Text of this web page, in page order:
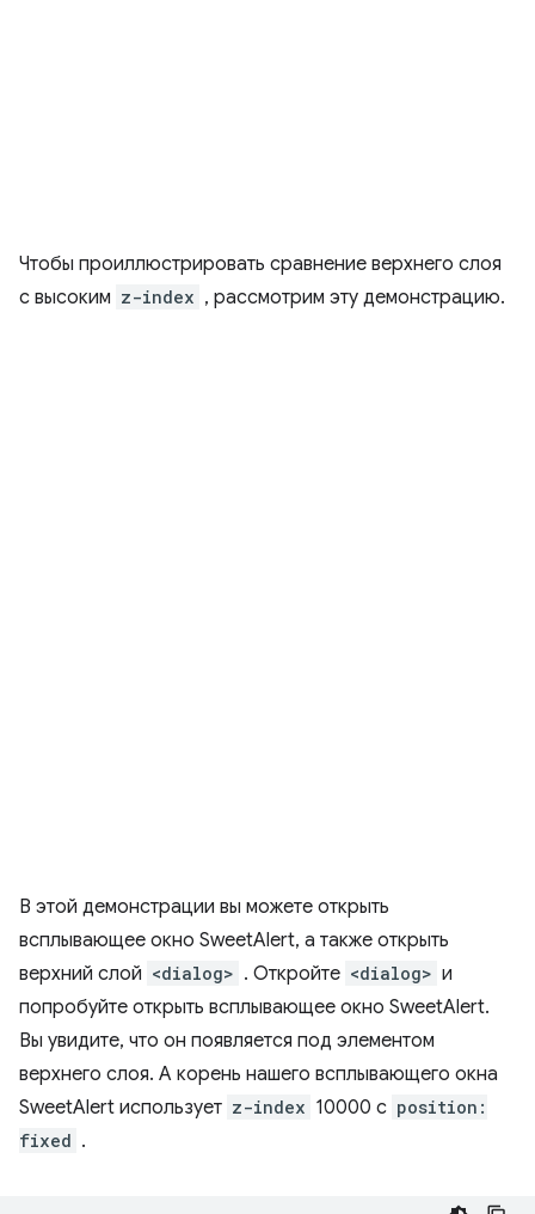
Чтобы проиллюстрировать сравнение верхнего слоя
с высоким z-index , рассмотрим эту демонстрацию.
В этой демонстрации вы можете открыть
всплывающее окно SweetAlert, а также открыть
верхний слой <dialog> . Откройте <dialog> и
попробуйте открыть всплывающее окно SweetAlert.
Вы увидите, что он появляется под элементом
верхнего слоя. А корень нашего всплывающего окна
SweetAlert использует z-index 10000 с position:
fixed .